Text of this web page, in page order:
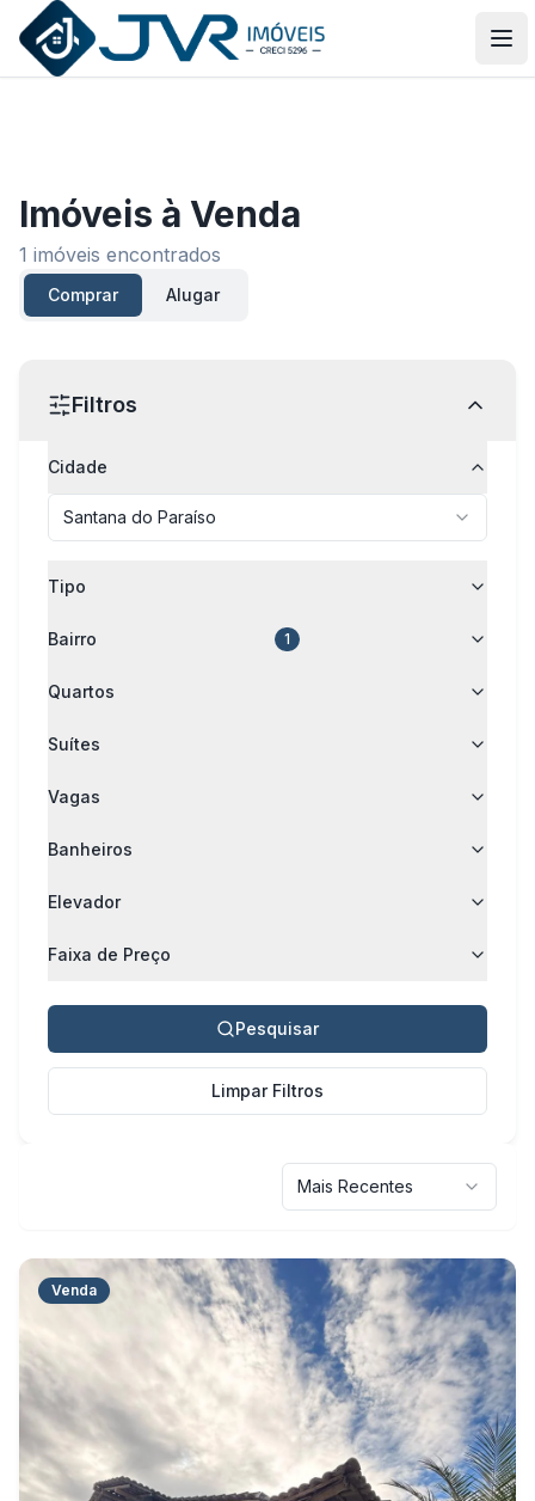
JVR Imóveis
Imóveis à Venda
1 imóveis encontrados
Comprar Alugar
Filtros
Cidade
Santana do Paraíso
Tipo
Bairro 1
Quartos
Suítes
Vagas
Banheiros
Elevador
Faixa de Preço
Pesquisar
Limpar Filtros
Mais Recentes
Venda